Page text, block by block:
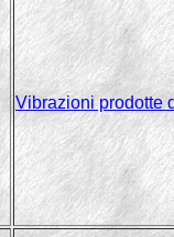
Vibrazioni prodotte